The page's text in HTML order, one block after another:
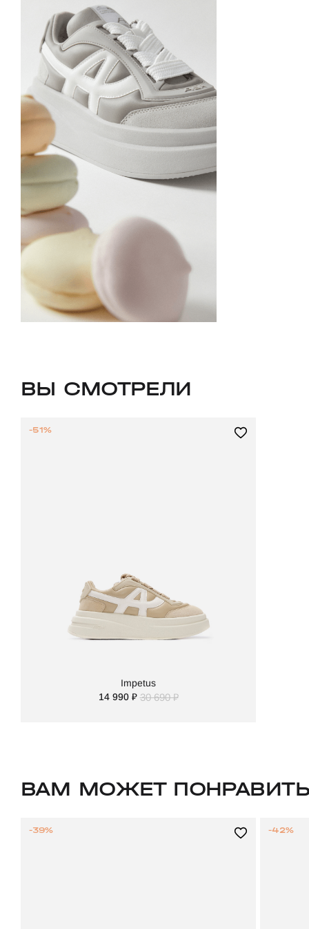
ВЫ СМОТРЕЛИ
Impetus
14 990 ₽ 30 690 ₽
-51%
ВАМ МОЖЕТ
-39% -42%